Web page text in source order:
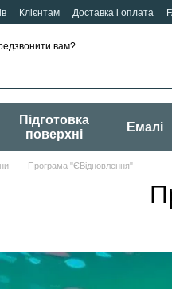
Клієнтам Доставка і оплата
вам?
Підготовка
поверхні
Емалі
Програма "ЄВідновлення"